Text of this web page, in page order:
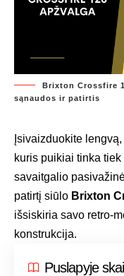
Brixton Crossfire
sąnaudos ir patirtis
Įsivaizduokite
kuris puikiai tinka
savaitgalio
patirtį siūlo Brixton
išsiskiria savo retro-
konstrukcija.
Puslapyje